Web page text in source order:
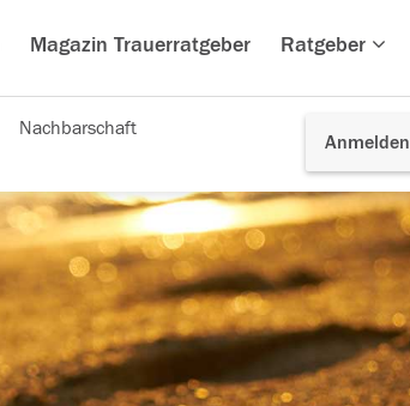
Magazin Trauerratgeber Ratgeber
Anmelden
Nachbarschaft